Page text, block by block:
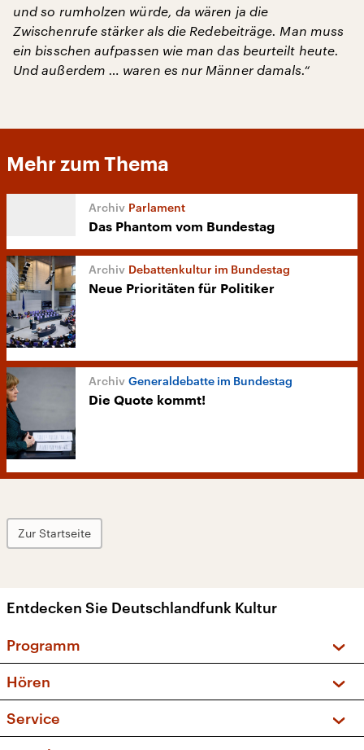
und so rumholzen würde, da wären ja die
Zwischenrufe stärker als die Redebeiträge. Man muss
ein bisschen aufpassen wie man das beurteilt heute.
Und außerdem … waren es nur Männer damals.“
Mehr zum Thema
Parlament
Das Phantom vom Bundestag
Debattenkultur im Bundestag
Neue Prioritäten für Politiker
Generaldebatte im Bundestag
Die Quote kommt!
Zur Startseite
Entdecken Sie Deutschlandfunk Kultur
Programm
Sendungen und Podcasts
Musikliste
Hören
Frequenzen (UKW + DAB+)
Service